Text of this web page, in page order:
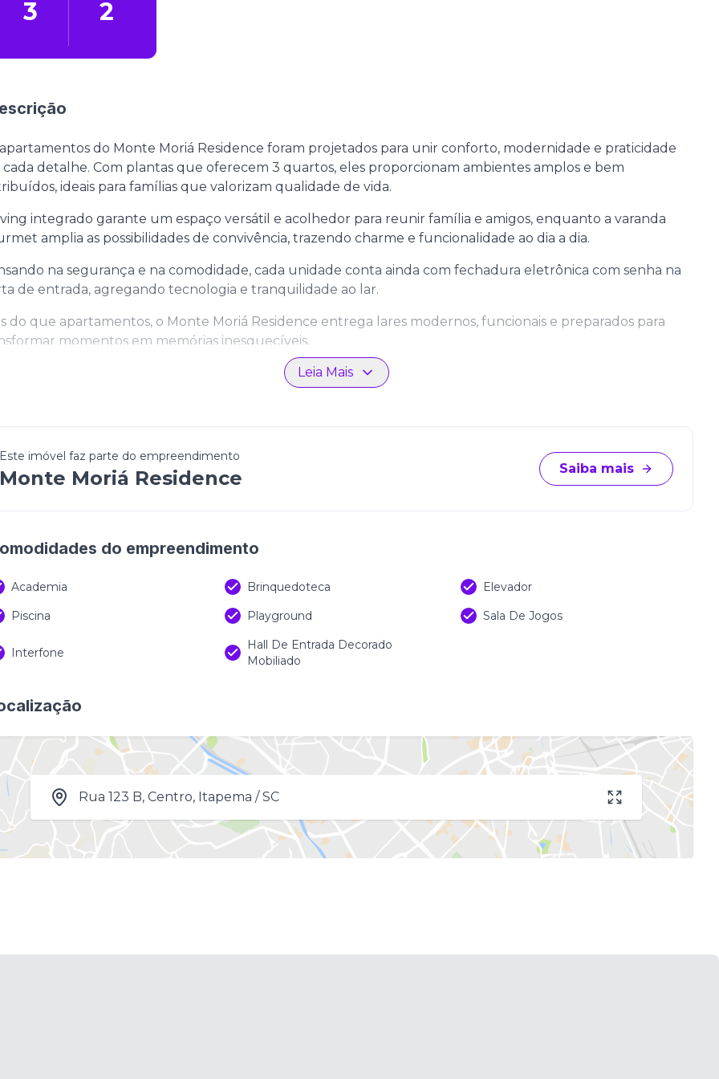
3 2
do Monte Moriá Residence foram projetados para unir conforto, modernidade e praticidade
cada detalhe. Com plantas que oferecem 3 quartos, eles proporcionam ambientes amplos e bem
ideais para famílias que valorizam qualidade de vida.
integrado garante um espaço versátil e acolhedor para reunir família e amigos, enquanto a varanda
amplia as possibilidades de convivência, trazendo charme e funcionalidade ao dia a dia.
na segurança e na comodidade, cada unidade conta ainda com fechadura eletrônica com senha na
de entrada, agregando tecnologia e tranquilidade ao lar.
do que apartamentos, o Monte Moriá Residence entrega lares modernos, funcionais e preparados para
momentos em memórias inesquecíveis.
Leia Mais
Este imóvel faz parte do empreendimento
Monte Moriá Residence Saiba mais
do empreendimento
Academia Brinquedoteca
Elevador
Piscina
Playground Sala De Jogos
Interfone
Hall De Entrada Decorado
Mobiliado
Rua 123 B, Centro, Itapema / SC